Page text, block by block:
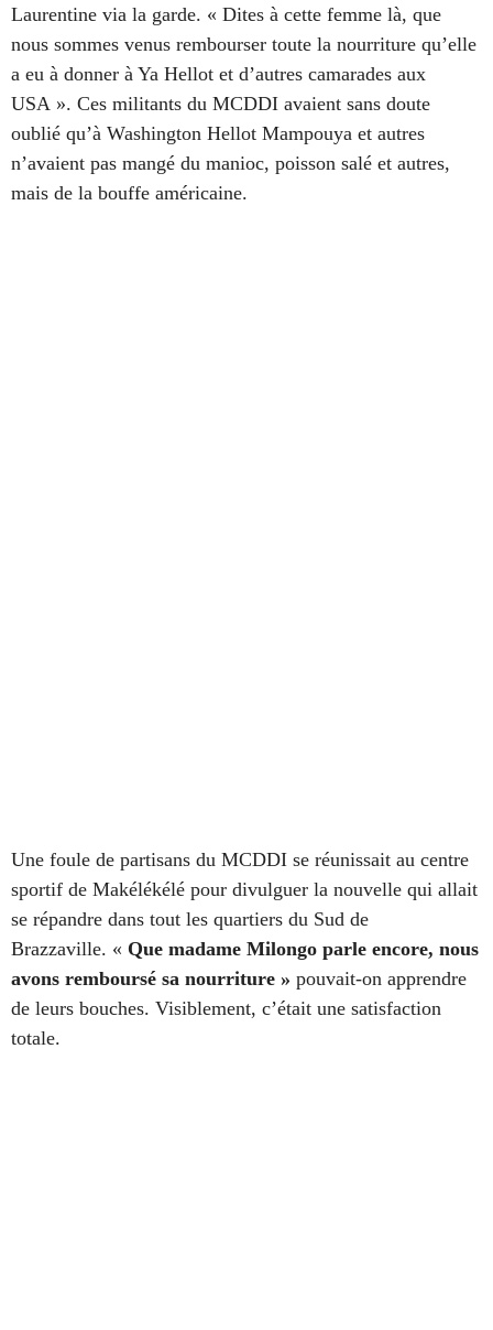
Laurentine via la garde. « Dites à cette femme là, que
nous sommes venus rembourser toute la nourriture qu’elle
a eu à donner à Ya Hellot et d’autres camarades aux
USA ». Ces militants du MCDDI avaient sans doute
oublié qu’à Washington Hellot Mampouya et autres
n’avaient pas mangé du manioc, poisson salé et autres,
mais de la bouffe américaine.
Une foule de partisans du MCDDI se réunissait au centre
sportif de Makélékélé pour divulguer la nouvelle qui allait
se répandre dans tout les quartiers du Sud de
Brazzaville. « Que madame Milongo parle encore, nous
avons remboursé sa nourriture » pouvait-on apprendre
de leurs bouches. Visiblement, c’était une satisfaction
totale.